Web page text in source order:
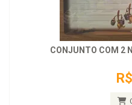
CONJUNTO COM 2